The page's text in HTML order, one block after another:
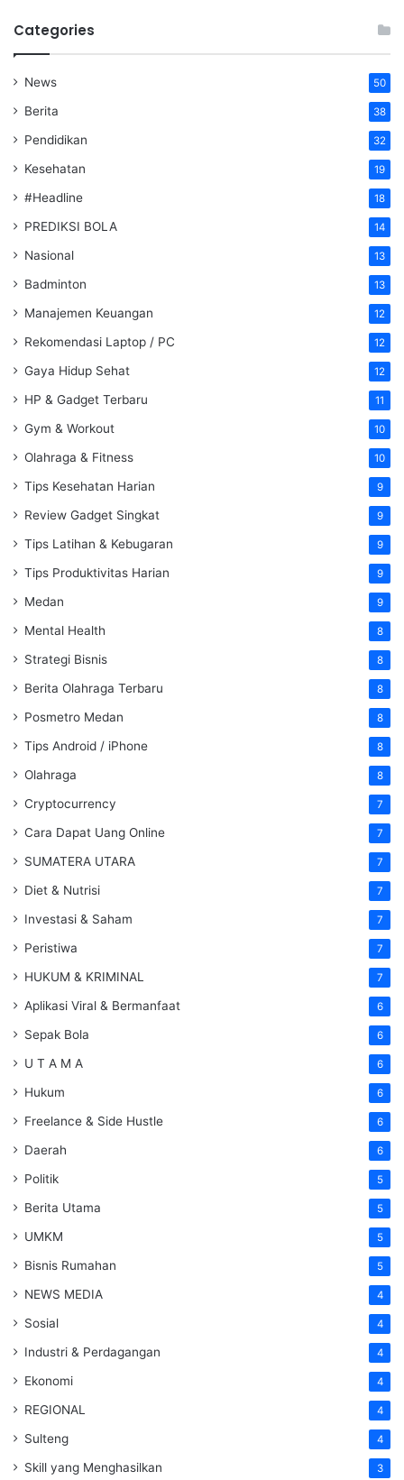
Categories
News 50
Berita 38
Pendidikan 32
Kesehatan 19
#Headline 18
PREDIKSI BOLA 14
Nasional 13
Badminton 13
Manajemen Keuangan 12
Rekomendasi Laptop / PC 12
Gaya Hidup Sehat 12
HP & Gadget Terbaru 11
Gym & Workout 10
Olahraga & Fitness 10
Tips Kesehatan Harian 9
Review Gadget Singkat 9
Tips Latihan & Kebugaran 9
Tips Produktivitas Harian 9
Medan 9
Mental Health 8
Strategi Bisnis 8
Berita Olahraga Terbaru 8
Posmetro Medan 8
Tips Android / iPhone 8
Olahraga 8
Cryptocurrency 7
Cara Dapat Uang Online 7
SUMATERA UTARA 7
Diet & Nutrisi 7
Investasi & Saham 7
Peristiwa 7
HUKUM & KRIMINAL 7
Aplikasi Viral & Bermanfaat 6
Sepak Bola 6
U T A M A 6
Hukum 6
Freelance & Side Hustle 6
Daerah 6
Politik 5
Berita Utama 5
UMKM 5
Bisnis Rumahan 5
NEWS MEDIA 4
Sosial 4
Industri & Perdagangan 4
Ekonomi 4
REGIONAL 4
Sulteng 4
Skill yang Menghasilkan 3